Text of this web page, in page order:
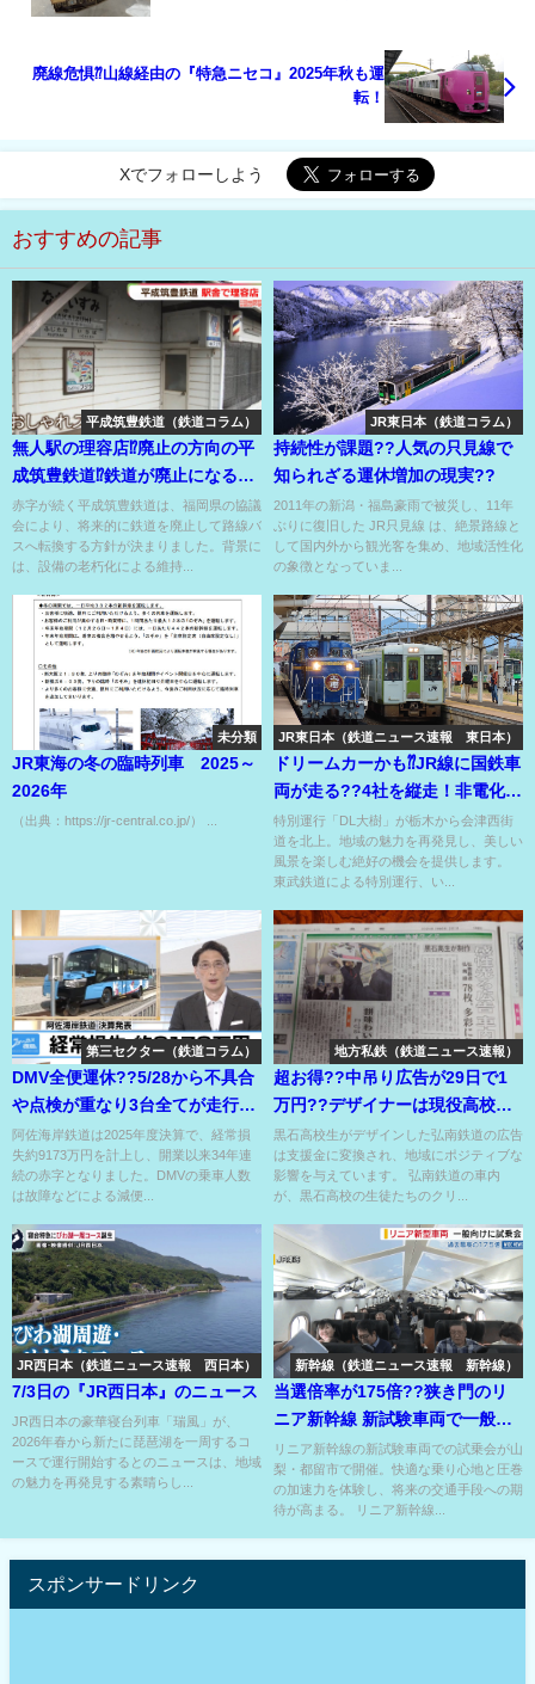
廃線危惧⁇山線経由の『特急ニセコ』2025年秋も運
転！
Xでフォローしよう
おすすめの記事
平成筑豊鉄道（鉄道コラム）
無人駅の理容店⁉廃止の方向の平
成筑豊鉄道⁉鉄道が廃止になると
店は？駅舎は？
赤字が続く平成筑豊鉄道は、福岡県の協議
会により、将来的に鉄道を廃止して路線バ
スへ転換する方針が決まりました。背景に
は、設備の老朽化による維持...
JR東日本（鉄道コラム）
持続性が課題??人気の只見線で
知られざる運休増加の現実??
2011年の新潟・福島豪雨で被災し、11年
ぶりに復旧した JR只見線 は、絶景路線と
して国内外から観光客を集め、地域活性化
の象徴となっていま...
未分類
JR東海の冬の臨時列車 2025～
2026年
（出典：https://jr-central.co.jp/） ...
JR東日本（鉄道ニュース速報 東日本）
ドリームカーかも⁇JR線に国鉄車
両が走る??4社を縦走！非電化区
間もアリ〼
特別運行「DL大樹」が栃木から会津西街
道を北上。地域の魅力を再発見し、美しい
風景を楽しむ絶好の機会を提供します。
東武鉄道による特別運行、い...
第三セクター（鉄道コラム）
DMV全便運休??5/28から不具合
や点検が重なり3台全てが走行で
きない??
阿佐海岸鉄道は2025年度決算で、経常損
失約9173万円を計上し、開業以来34年連
続の赤字となりました。DMVの乗車人数
は故障などによる減便...
地方私鉄（鉄道ニュース速報）
超お得??中吊り広告が29日で1
万円??デザイナーは現役高校
生??収益は鉄道会社支援金??
黒石高校生がデザインした弘南鉄道の広告
は支援金に変換され、地域にポジティブな
影響を与えています。 弘南鉄道の車内
が、黒石高校の生徒たちのクリ...
JR西日本（鉄道ニュース速報 西日本）
7/3日の『JR西日本』のニュース
JR西日本の豪華寝台列車「瑞風」が、
2026年春から新たに琵琶湖を一周するコ
ースで運行開始するとのニュースは、地域
の魅力を再発見する素晴らし...
新幹線（鉄道ニュース速報 新幹線）
当選倍率が175倍??狭き門のリ
ニア新幹線 新試験車両で一般向
け試乗会を開催⁉
リニア新幹線の新試験車両での試乗会が山
梨・都留市で開催。快適な乗り心地と圧巻
の加速力を体験し、将来の交通手段への期
待が高まる。 リニア新幹線...
スポンサードリンク